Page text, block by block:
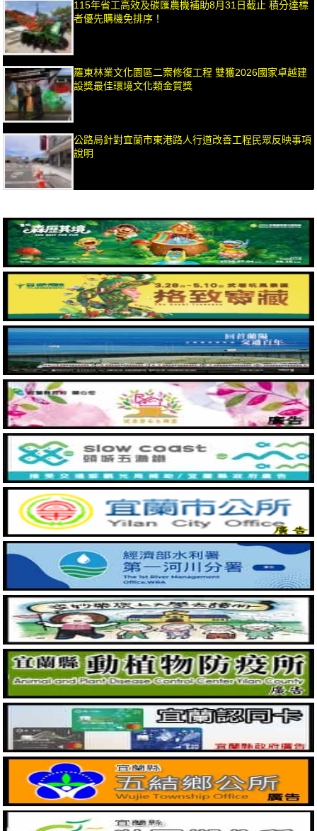
115年省工高效及碳匯農機補助8月31日截止 積分達標
者優先購機免排序！
羅東林業文化園區二案修復工程 雙獲2026國家卓越建
設獎最佳環境文化類金質獎
公路局針對宜蘭市東港路人行道改善工程民眾反映事項
說明